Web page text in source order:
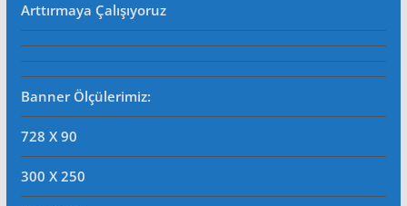
Arttırmaya Çalışıyoruz
Banner Ölçülerimiz:
728 X 90
300 X 250